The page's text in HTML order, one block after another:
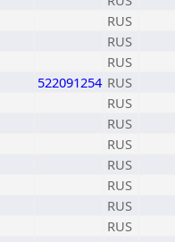
RUS
RUS
RUS
522091254 RUS
RUS
RUS
RUS
RUS
RUS
RUS
RUS